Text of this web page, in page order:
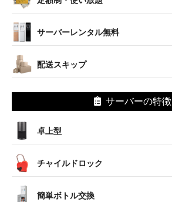
サーバーレンタル無料
配送スキップ
サーバーの特徴
卓上型
チャイルドロック
簡単ボトル交換